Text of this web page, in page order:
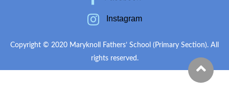
Instagram
Copyright © 2020 Maryknoll Fathers’ School (Primary Section). All
rights reserved.